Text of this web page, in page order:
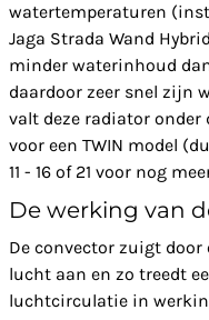
watertemperaturen
Jaga Strada Wand
minder waterinhoud
daardoor zeer snel zijn
valt deze radiator onder
voor een TWIN model
11 - 16 of 21 voor nog
De werking van
De convector zuigt
lucht aan en zo treedt
luchtcirculatie in